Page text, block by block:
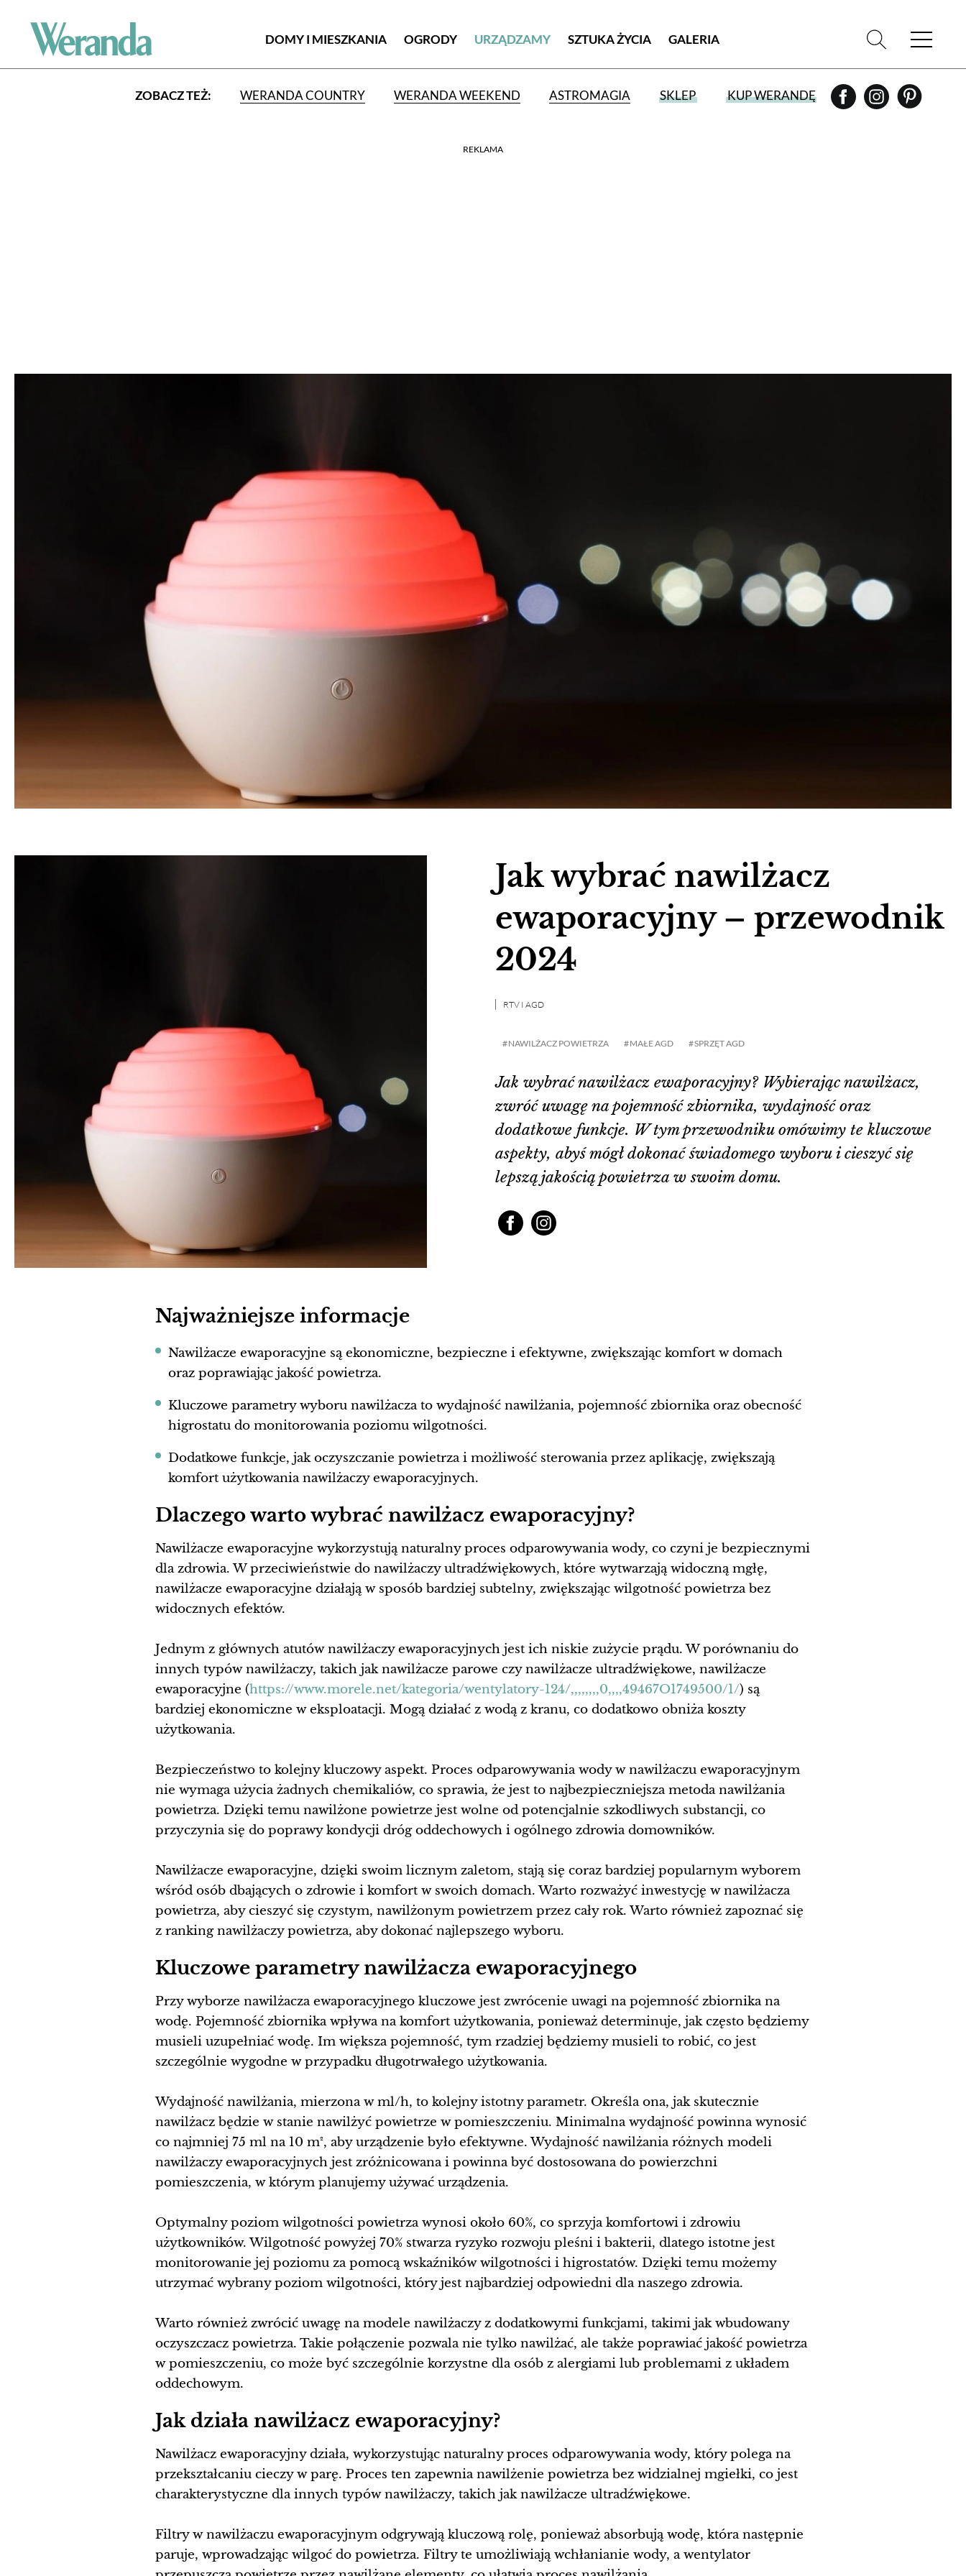
DOMY I MIESZKANIA OGRODY URZĄDZAMY SZTUKA ŻYCIA GALERIA
ZOBACZ TEŻ: WERANDA COUNTRY WERANDA WEEKEND ASTROMAGIA SKLEP KUP WERANDĘ
REKLAMA
Jak wybrać nawilżacz
ewaporacyjny – przewodnik
2024
RTV I AGD
NAWILŻACZ POWIETRZA MAŁE AGD SPRZĘT AGD
Jak wybrać nawilżacz ewaporacyjny? Wybierając nawilżacz,
zwróć uwagę na pojemność zbiornika, wydajność oraz
dodatkowe funkcje. W tym przewodniku omówimy te kluczowe
aspekty, abyś mógł dokonać świadomego wyboru i cieszyć się
lepszą jakością powietrza w swoim domu.
Najważniejsze informacje
Nawilżacze ewaporacyjne są ekonomiczne, bezpieczne i efektywne, zwiększając komfort w domach
oraz poprawiając jakość powietrza.
Kluczowe parametry wyboru nawilżacza to wydajność nawilżania, pojemność zbiornika oraz obecność
higrostatu do monitorowania poziomu wilgotności.
Dodatkowe funkcje, jak oczyszczanie powietrza i możliwość sterowania przez aplikację, zwiększają
komfort użytkowania nawilżaczy ewaporacyjnych.
Dlaczego warto wybrać nawilżacz ewaporacyjny?
Nawilżacze ewaporacyjne wykorzystują naturalny proces odparowywania wody, co czyni je bezpiecznymi
dla zdrowia. W przeciwieństwie do nawilżaczy ultradźwiękowych, które wytwarzają widoczną mgłę,
nawilżacze ewaporacyjne działają w sposób bardziej subtelny, zwiększając wilgotność powietrza bez
widocznych efektów.
Jednym z głównych atutów nawilżaczy ewaporacyjnych jest ich niskie zużycie prądu. W porównaniu do
innych typów nawilżaczy, takich jak nawilżacze parowe czy nawilżacze ultradźwiękowe, nawilżacze
ewaporacyjne (https://www.morele.net/kategoria/wentylatory-124/,,,,,,,,0,,,,49467O1749500/1/) są
bardziej ekonomiczne w eksploatacji. Mogą działać z wodą z kranu, co dodatkowo obniża koszty
użytkowania.
Bezpieczeństwo to kolejny kluczowy aspekt. Proces odparowywania wody w nawilżaczu ewaporacyjnym
nie wymaga użycia żadnych chemikaliów, co sprawia, że jest to najbezpieczniejsza metoda nawilżania
powietrza. Dzięki temu nawilżone powietrze jest wolne od potencjalnie szkodliwych substancji, co
przyczynia się do poprawy kondycji dróg oddechowych i ogólnego zdrowia domowników.
Nawilżacze ewaporacyjne, dzięki swoim licznym zaletom, stają się coraz bardziej popularnym wyborem
wśród osób dbających o zdrowie i komfort w swoich domach. Warto rozważyć inwestycję w nawilżacza
powietrza, aby cieszyć się czystym, nawilżonym powietrzem przez cały rok. Warto również zapoznać się
z ranking nawilżaczy powietrza, aby dokonać najlepszego wyboru.
Kluczowe parametry nawilżacza ewaporacyjnego
Przy wyborze nawilżacza ewaporacyjnego kluczowe jest zwrócenie uwagi na pojemność zbiornika na
wodę. Pojemność zbiornika wpływa na komfort użytkowania, ponieważ determinuje, jak często będziemy
musieli uzupełniać wodę. Im większa pojemność, tym rzadziej będziemy musieli to robić, co jest
szczególnie wygodne w przypadku długotrwałego użytkowania.
Wydajność nawilżania, mierzona w ml/h, to kolejny istotny parametr. Określa ona, jak skutecznie
nawilżacz będzie w stanie nawilżyć powietrze w pomieszczeniu. Minimalna wydajność powinna wynosić
co najmniej 75 ml na 10 m², aby urządzenie było efektywne. Wydajność nawilżania różnych modeli
nawilżaczy ewaporacyjnych jest zróżnicowana i powinna być dostosowana do powierzchni
pomieszczenia, w którym planujemy używać urządzenia.
Optymalny poziom wilgotności powietrza wynosi około 60%, co sprzyja komfortowi i zdrowiu
użytkowników. Wilgotność powyżej 70% stwarza ryzyko rozwoju pleśni i bakterii, dlatego istotne jest
monitorowanie jej poziomu za pomocą wskaźników wilgotności i higrostatów. Dzięki temu możemy
utrzymać wybrany poziom wilgotności, który jest najbardziej odpowiedni dla naszego zdrowia.
Warto również zwrócić uwagę na modele nawilżaczy z dodatkowymi funkcjami, takimi jak wbudowany
oczyszczacz powietrza. Takie połączenie pozwala nie tylko nawilżać, ale także poprawiać jakość powietrza
w pomieszczeniu, co może być szczególnie korzystne dla osób z alergiami lub problemami z układem
oddechowym.
Jak działa nawilżacz ewaporacyjny?
Nawilżacz ewaporacyjny działa, wykorzystując naturalny proces odparowywania wody, który polega na
przekształcaniu cieczy w parę. Proces ten zapewnia nawilżenie powietrza bez widzialnej mgiełki, co jest
charakterystyczne dla innych typów nawilżaczy, takich jak nawilżacze ultradźwiękowe.
Filtry w nawilżaczu ewaporacyjnym odgrywają kluczową rolę, ponieważ absorbują wodę, która następnie
paruje, wprowadzając wilgoć do powietrza. Filtry te umożliwiają wchłanianie wody, a wentylator